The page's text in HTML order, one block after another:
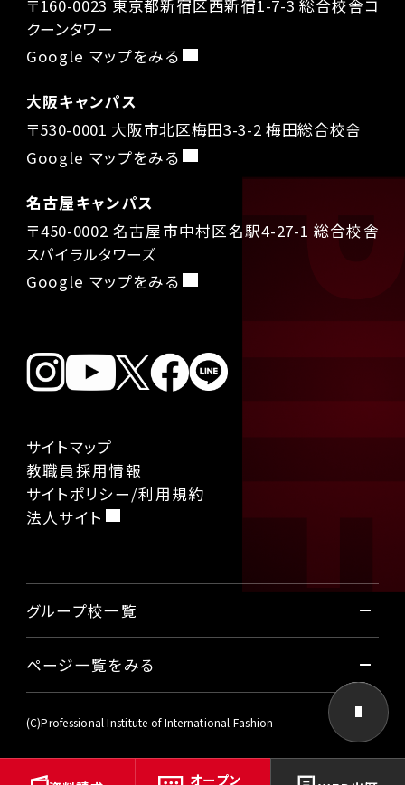
オープン
〒160-0023 東京都新宿区西新宿1-7-3 総合校舎コ
クーンタワー
Google マップをみる
大阪キャンパス
〒530-0001 大阪市北区梅田3-3-2 梅田総合校舎
Google マップをみる
名古屋キャンパス
〒450-0002 名古屋市中村区名駅4-27-1 総合校舎
スパイラルタワーズ
Google マップをみる
サイトマップ
教職員採用情報
サイトポリシー/利用規約
法人サイト
グループ校一覧
国際ファッション専門職大学
東京国際工科専門職大学
名古屋国際工科専門職大学
ページ一覧をみる
本学について
(C)Professional Institute of International Fashion